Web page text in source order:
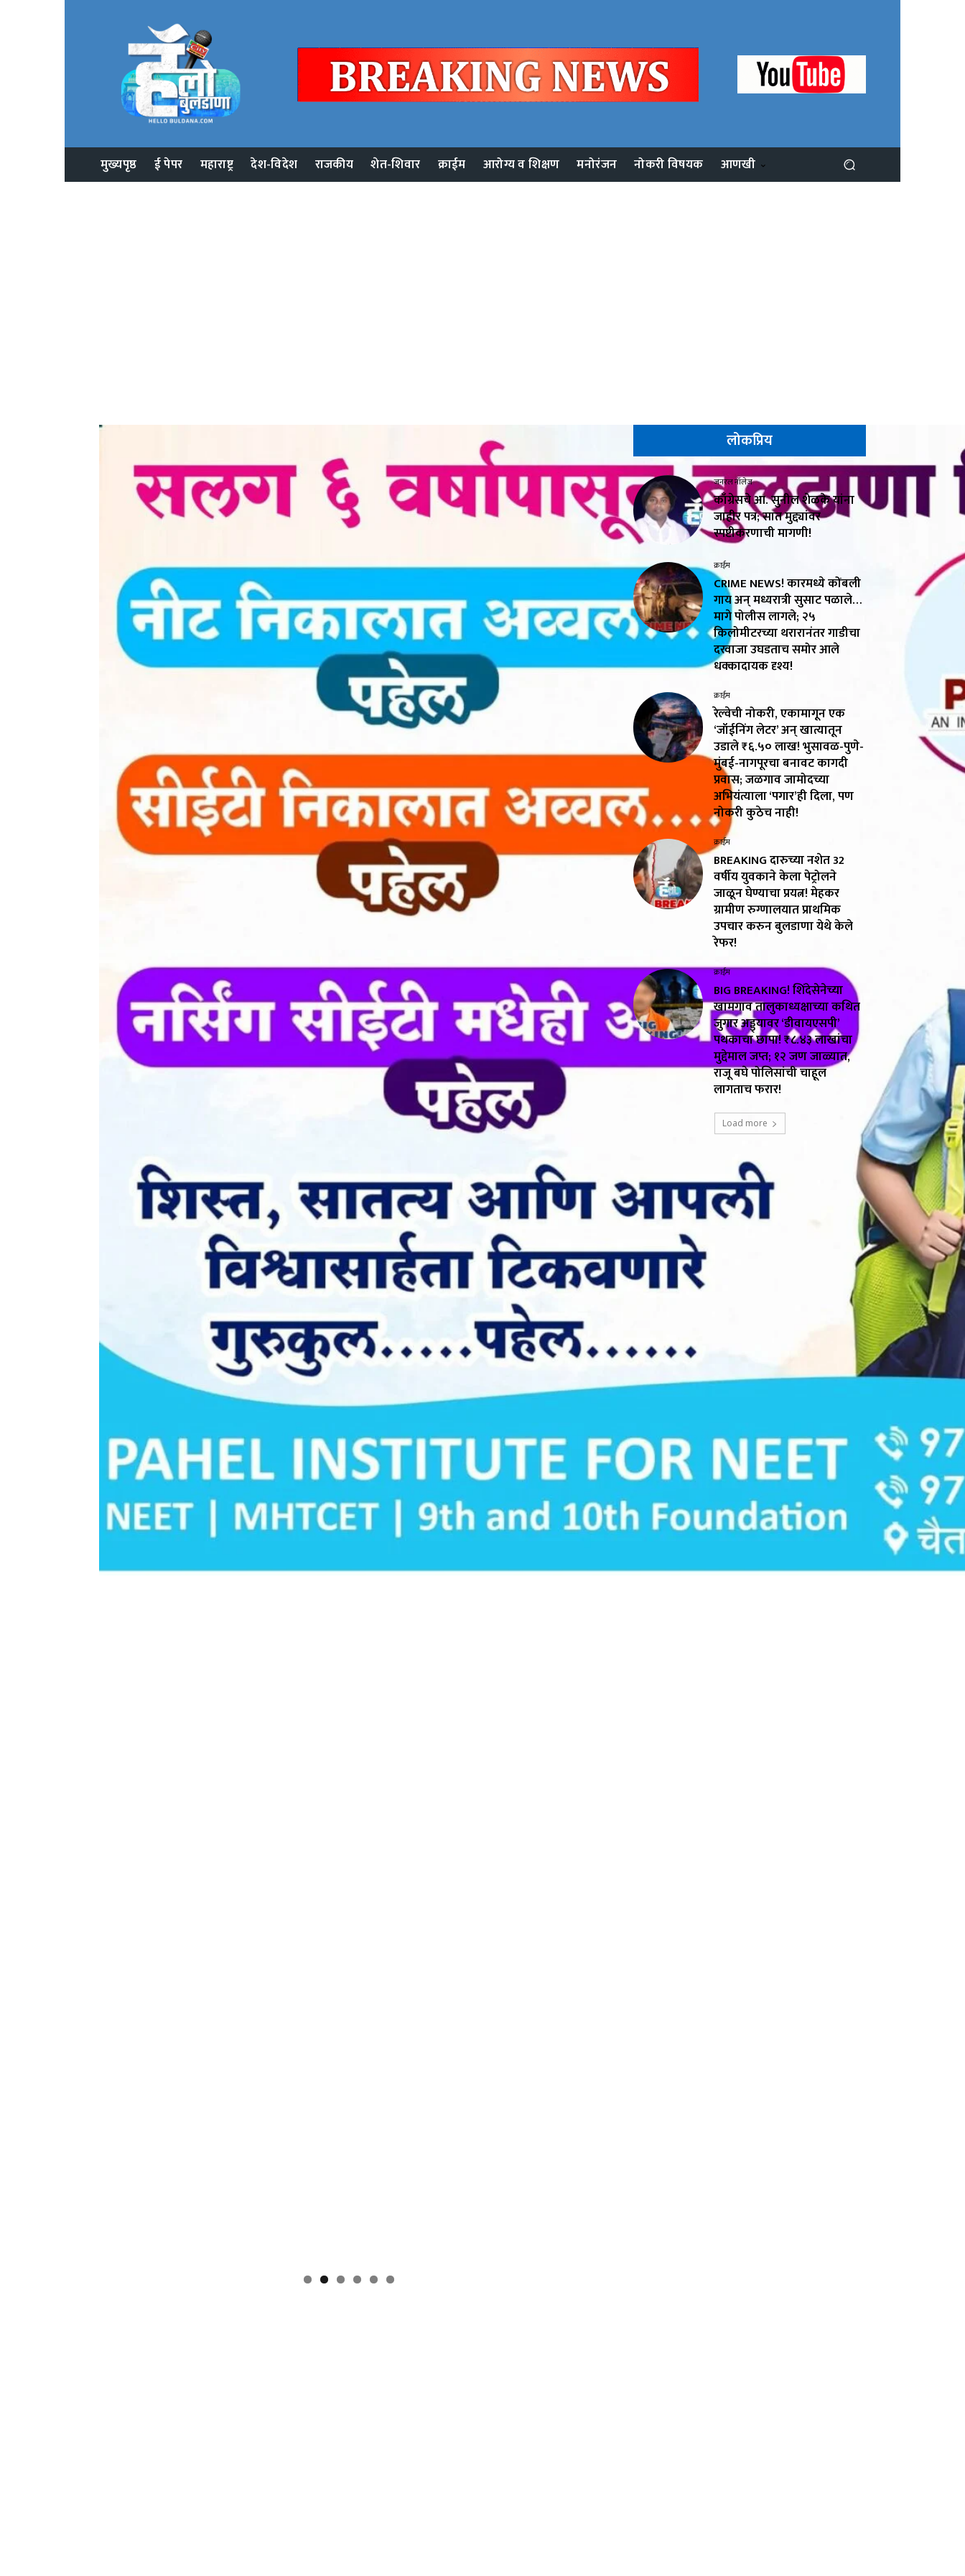
मुख्यपृष्ठ ई पेपर महाराष्ट्र देश-विदेश राजकीय शेत-शिवार क्राईम आरोग्य व शिक्षण मनोरंजन नोकरी विषयक आणखी
लोकप्रिय
जनरल नॉलेज
काँग्रेसचे आ. सुनील शेळके यांना
जाहीर पत्र; सात मुद्द्यांवर
स्पष्टीकरणाची मागणी!
क्राईम
CRIME NEWS! कारमध्ये कोंबली
गाय अन् मध्यरात्री सुसाट पळाले…
मागे पोलीस लागले; २५
किलोमीटरच्या थरारानंतर गाडीचा
दरवाजा उघडताच समोर आले
धक्कादायक दृश्य!
क्राईम
रेल्वेची नोकरी, एकामागून एक
‘जॉईनिंग लेटर’ अन् खात्यातून
उडाले ₹६.५० लाख! भुसावळ-पुणे-
मुंबई-नागपूरचा बनावट कागदी
प्रवास; जळगाव जामोदच्या
अभियंत्याला ‘पगार’ही दिला, पण
नोकरी कुठेच नाही!
क्राईम
BREAKING दारुच्या नशेत 32
वर्षीय युवकाने केला पेट्रोलने
जाळून घेण्याचा प्रयत्न! मेहकर
ग्रामीण रुग्णालयात प्राथमिक
उपचार करुन बुलडाणा येथे केले
रेफर!
क्राईम
BIG BREAKING! शिंदेसेनेच्या
खामगाव तालुकाध्यक्षाच्या कथित
जुगार अड्ड्यावर ‘डीवायएसपी’
पथकाचा छापा! ₹८.४३ लाखांचा
मुद्देमाल जप्त; १२ जण जाळ्यात,
राजू बघे पोलिसांची चाहूल
लागताच फरार!
Load more